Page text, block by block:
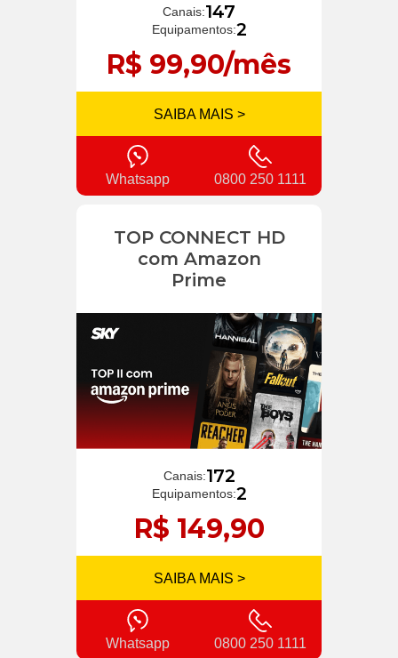
Canais:147
Equipamentos:2
R$ 99,90/mês
SAIBA MAIS >
Whatsapp 0800 250 1111
TOP CONNECT HD
com Amazon
Prime
Canais:172
Equipamentos:2
R$ 149,90
SAIBA MAIS >
Whatsapp 0800 250 1111